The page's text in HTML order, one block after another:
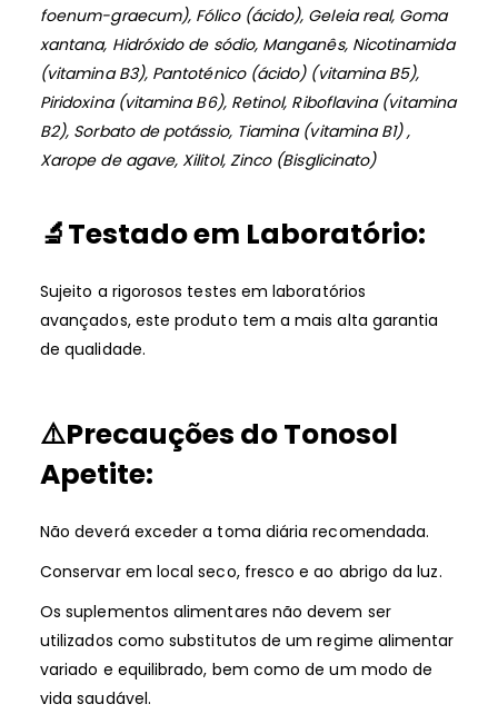
foenum-graecum), Fólico (ácido), Geleia real, Goma
xantana, Hidróxido de sódio, Manganês, Nicotinamida
(vitamina B3), Pantoténico (ácido) (vitamina B5),
Piridoxina (vitamina B6), Retinol, Riboflavina (vitamina
B2), Sorbato de potássio, Tiamina (vitamina B1) ,
Xarope de agave, Xilitol, Zinco (Bisglicinato)
🔬Testado em Laboratório:
Sujeito a rigorosos testes em laboratórios
avançados, este produto tem a mais alta garantia
de qualidade.
⚠️Precauções do Tonosol
Apetite:
Não deverá exceder a toma diária recomendada.
Conservar em local seco, fresco e ao abrigo da luz.
Os suplementos alimentares não devem ser
utilizados como substitutos de um regime alimentar
variado e equilibrado, bem como de um modo de
vida saudável.